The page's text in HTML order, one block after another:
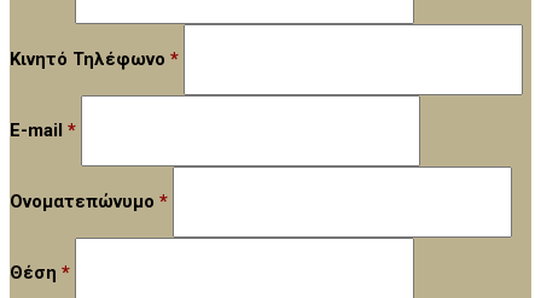
Κινητό Τηλέφωνο *
E-mail *
Ονοματεπώνυμο *
Θέση *